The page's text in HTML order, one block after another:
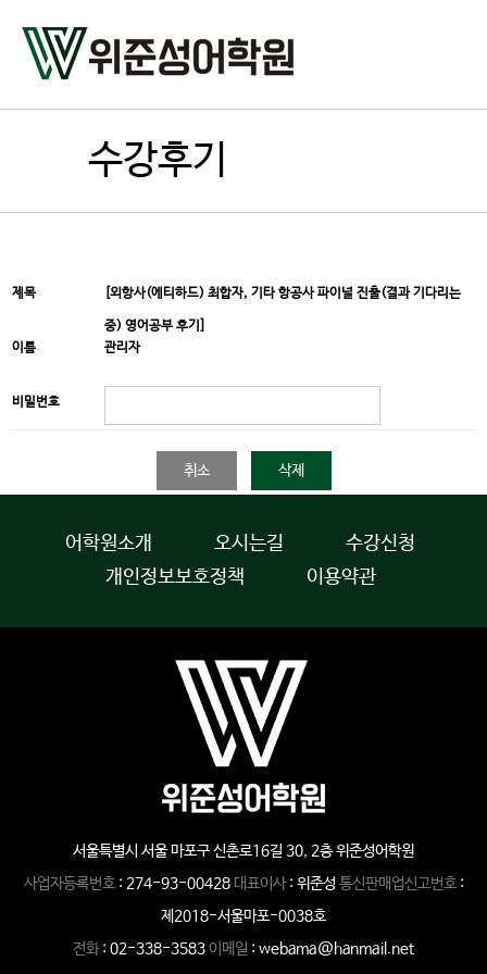
수강후기
제목 [외항사(에티하드) 최합자, 기타 항공사 파이널 진출(결과 기다리는
중) 영어공부 후기]
이름
관리자
비밀번호
취소 삭제
어학원소개 오시는길
수강신청
개인정보보호정책
이용약관
서울특별시 서울 마포구 신촌로16길 30, 2층 위준성어학원
사업자등록번호: 274-93-00428 대표이사: 위준성 통신판매업신고번호:
제2018-서울마포-0038호
전화: 02-338-3583이메일 : webama@hanmail.net